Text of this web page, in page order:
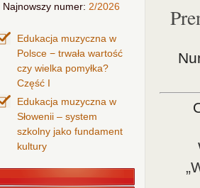
Najnowszy numer: 2/2026
Edukacja muzyczna w
Polsce − trwała wartość
czy wielka pomyłka?
Część I
Edukacja muzyczna w
Słowenii – system
szkolny jako fundament
kultury